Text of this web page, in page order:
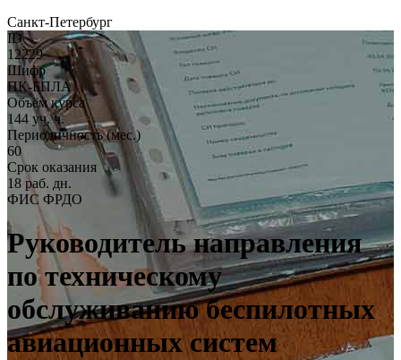
Санкт-Петербург
ID
12229
Шифр
ПК-БПЛА
Объём курса
144 уч. ч.
Периодичность (мес.)
60
Срок оказания
18 раб. дн.
ФИС ФРДО
Руководитель направления
по техническому
обслуживанию беспилотных
авиационных систем